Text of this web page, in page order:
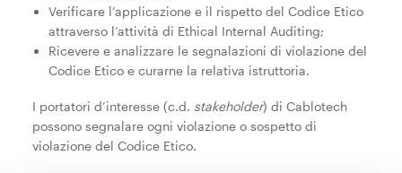
Verificare l’applicazione e il rispetto del Codice Etico
attraverso l’attività di Ethical Internal Auditing;
Ricevere e analizzare le segnalazioni di violazione del
Codice Etico e curarne la relativa istruttoria.
I portatori d’interesse (c.d. stakeholder) di Cablotech
possono segnalare ogni violazione o sospetto di
violazione del Codice Etico.